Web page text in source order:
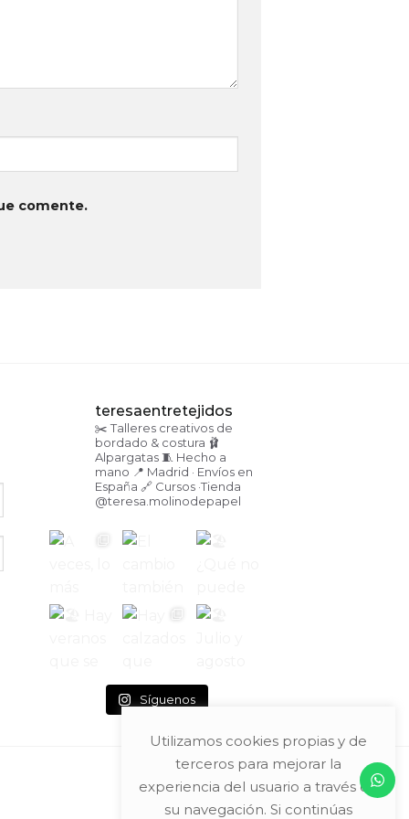
comente.
teresaentretejidos
✂️ Talleres creativos de
bordado & costura 🩰
Alpargatas🧵 Hecho a
mano 📍 Madrid · Envíos en
España 🔗 Cursos ·Tienda
@teresa.molinodepapel
Síguenos
Utilizamos cookies propias y de
terceros para mejorar la
experiencia del usuario a través de
su navegación. Si continúas